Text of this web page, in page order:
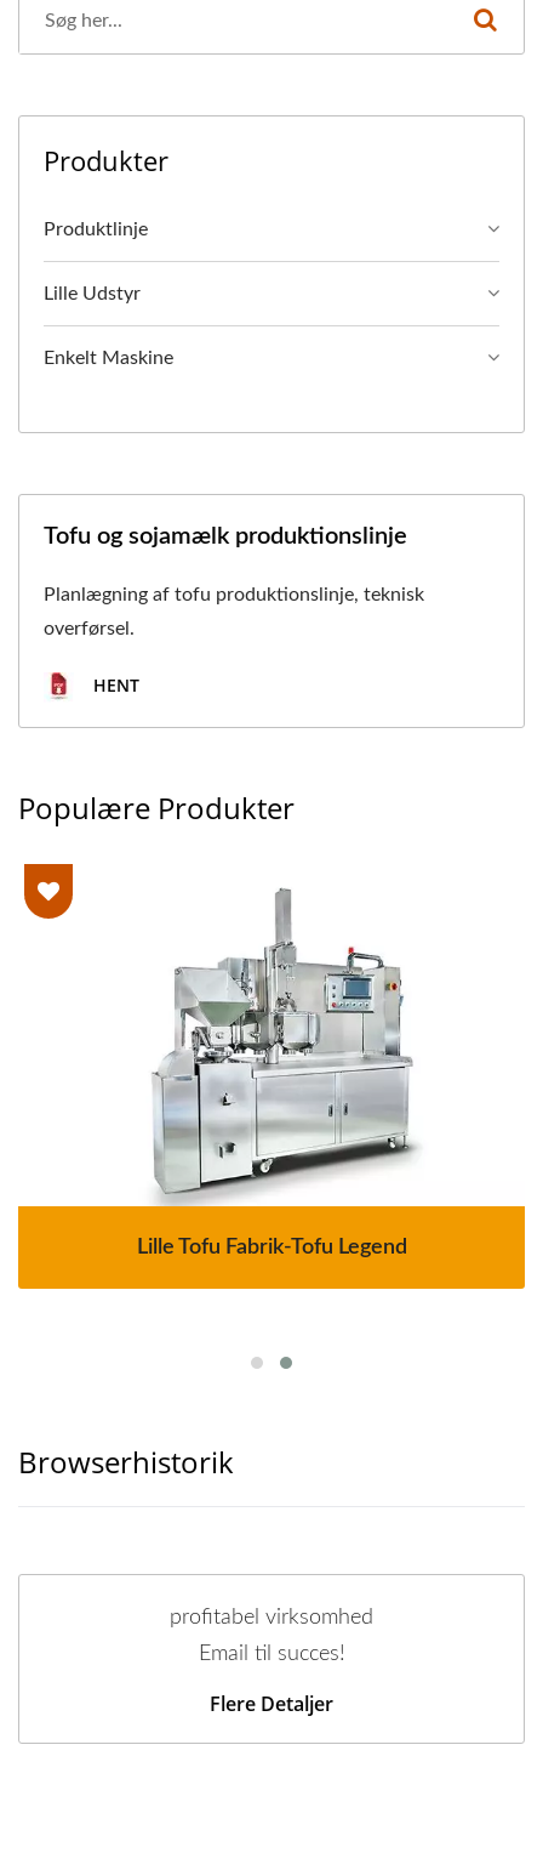
Produkter
Produktlinje
Lille Udstyr
Enkelt Maskine
Tofu og sojamælk produktionslinje
Planlægning af tofu produktionslinje, teknisk
overførsel.
HENT
Populære Produkter
Lille Tofu Fabrik-Tofu Legend
Browserhistorik
profitabel virksomhed
Email til succes!
Flere Detaljer